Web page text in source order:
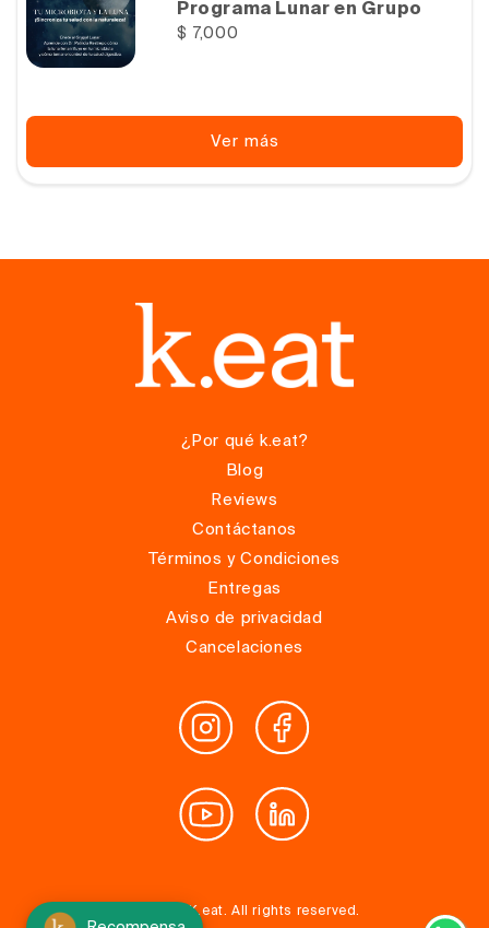
Programa Lunar en Grupo
Precio
$ 7,000
Ver más
¿Por qué k.eat?
Blog
Reviews
Contáctanos
Términos y Condiciones
Entregas
Aviso de privacidad
Cancelaciones
© 2025, K.eat. All rights reserved.